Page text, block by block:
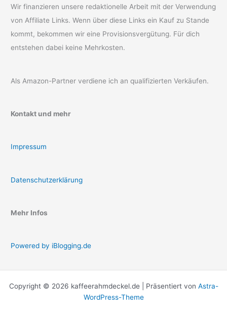
Wir finanzieren unsere redaktionelle Arbeit mit der Verwendung
von Affiliate Links. Wenn über diese Links ein Kauf zu Stande
kommt, bekommen wir eine Provisionsvergütung. Für dich
entstehen dabei keine Mehrkosten.
Als Amazon-Partner verdiene ich an qualifizierten Verkäufen.
Kontakt und mehr
Impressum
Datenschutzerklärung
Mehr Infos
Powered by iBlogging.de
Copyright © 2026 kaffeerahmdeckel.de | Präsentiert von Astra-
WordPress-Theme